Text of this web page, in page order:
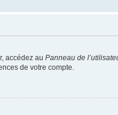
accédez au Panneau de
de votre compte.